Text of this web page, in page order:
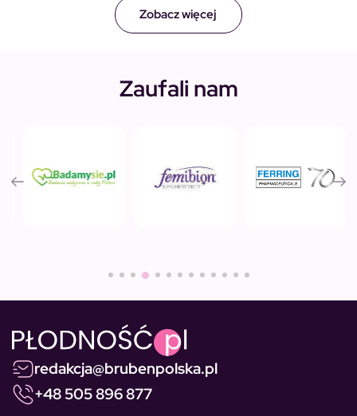
Zobacz więcej
Zaufali nam
redakcja@brubenpolska.pl
+48 505 896 877